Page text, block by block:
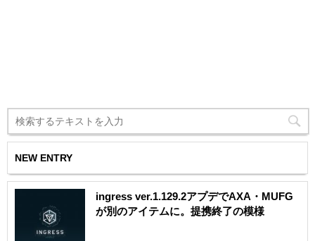
NEW ENTRY
ingress ver.1.129.2アプデでAXA・MUFG
が別のアイテムに。提携終了の模様